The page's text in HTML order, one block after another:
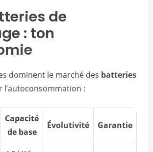
de
: ton
dominent le marché des batteries
l’autoconsommation :
Capacité
de base
Évolutivité Garantie